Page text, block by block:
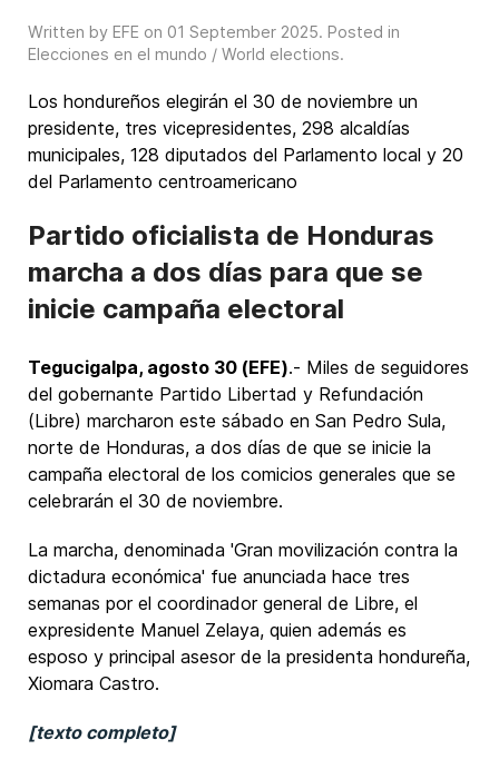
Written by EFE on 01 September 2025. Posted in
Elecciones en el mundo / World elections.
Los hondureños elegirán el 30 de noviembre un
presidente, tres vicepresidentes, 298 alcaldías
municipales, 128 diputados del Parlamento local y 20
del Parlamento centroamericano
Partido oficialista de Honduras
marcha a dos días para que se
inicie campaña electoral
Tegucigalpa, agosto 30 (EFE).- Miles de seguidores
del gobernante Partido Libertad y Refundación
(Libre) marcharon este sábado en San Pedro Sula,
norte de Honduras, a dos días de que se inicie la
campaña electoral de los comicios generales que se
celebrarán el 30 de noviembre.
La marcha, denominada 'Gran movilización contra la
dictadura económica' fue anunciada hace tres
semanas por el coordinador general de Libre, el
expresidente Manuel Zelaya, quien además es
esposo y principal asesor de la presidenta hondureña,
Xiomara Castro.
[texto completo]